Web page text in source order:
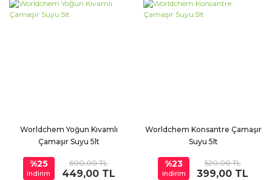
Worldchem Yoğun Kıvamlı
Çamaşır Suyu 5lt
%25
indirim
600,00 TL
449,00 TL
Worldchem Konsantre Çamaşır
Suyu 5lt
%23
indirim
520,00 TL
399,00 TL